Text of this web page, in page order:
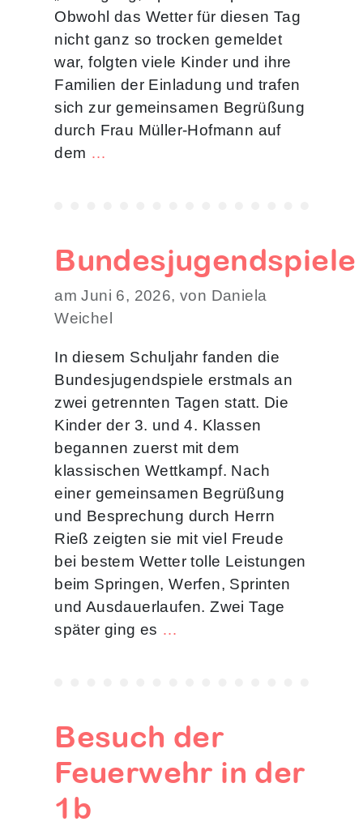
Obwohl das Wetter für diesen Tag
nicht ganz so trocken gemeldet
war, folgten viele Kinder und ihre
Familien der Einladung und trafen
sich zur gemeinsamen Begrüßung
durch Frau Müller-Hofmann auf
dem …
Bundesjugendspiele
am Juni 6, 2026, von Daniela
Weichel
In diesem Schuljahr fanden die
Bundesjugendspiele erstmals an
zwei getrennten Tagen statt. Die
Kinder der 3. und 4. Klassen
begannen zuerst mit dem
klassischen Wettkampf. Nach
einer gemeinsamen Begrüßung
und Besprechung durch Herrn
Rieß zeigten sie mit viel Freude
bei bestem Wetter tolle Leistungen
beim Springen, Werfen, Sprinten
und Ausdauerlaufen. Zwei Tage
später ging es …
Besuch der
Feuerwehr in der
1b